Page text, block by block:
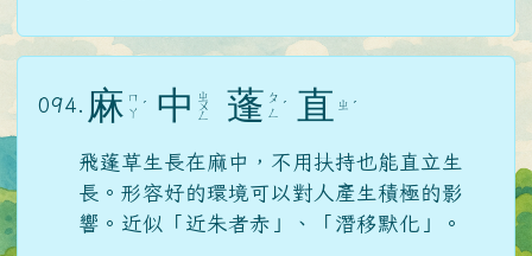
094. 麻 ㄇ
ㄚ ˊ 中 ㄓ
ㄨ
ㄥ 蓬 ㄆ
ㄥ
ˊ 直 ㄓ ˊ
飛蓬草生長在麻中，不用扶持也能直立生
長。形容好的環境可以對人產生積極的影
響。近似「近朱者赤」、「潛移默化」。